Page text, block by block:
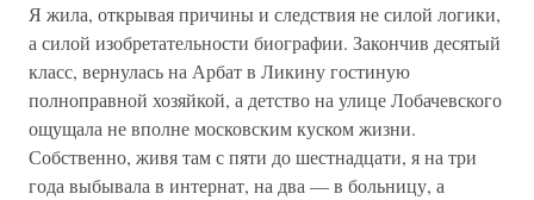
Я жила, открывая причины и следствия не силой логики,
а силой изобретательности биографии. Закончив десятый
класс, вернулась на Арбат в Ликину гостиную
полноправной хозяйкой, а детство на улице Лобачевского
ощущала не вполне московским куском жизни.
Собственно, живя там с пяти до шестнадцати, я на три
года выбывала в интернат, на два — в больницу, а